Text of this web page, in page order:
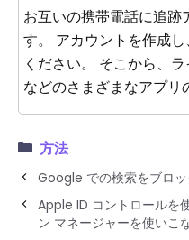
お互いの携帯電話に追跡
す。 アカウントを作成
ください。 そこから、
などのさまざまなアプリ
方法
Google での検索をブロ
Apple ID コントロールを
ン マネージャーを使いこ